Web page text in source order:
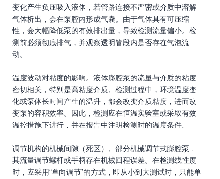
变化产生负压吸入液体，若管路连接不严密或介质中溶解
气体析出，会在泵腔内形成气囊。由于气体具有可压缩
性，会大幅降低泵的有效排出量，导致检测流量偏小。检
测前必须彻底排气，并观察透明管段内是否存在气泡流
动。
温度波动对粘度的影响。液体膨腔泵的流量与介质的粘度
密切相关，特别是高粘度介质。检测过程中，环境温度变
化或泵体长时间产生的温升，都会改变介质粘度，进而改
变泵的容积效率。因此，检测应在恒温实验室或采取有效
温控措施下进行，并在报告中注明检测时的温度条件。
调节机构的机械间隙（死区）。部分机械调节式膨腔泵，
其流量调节螺杆或手柄存在机械回程误差。在检测线性度
时，应采用“单向调节”的方式，即从小到大测试时，只能单